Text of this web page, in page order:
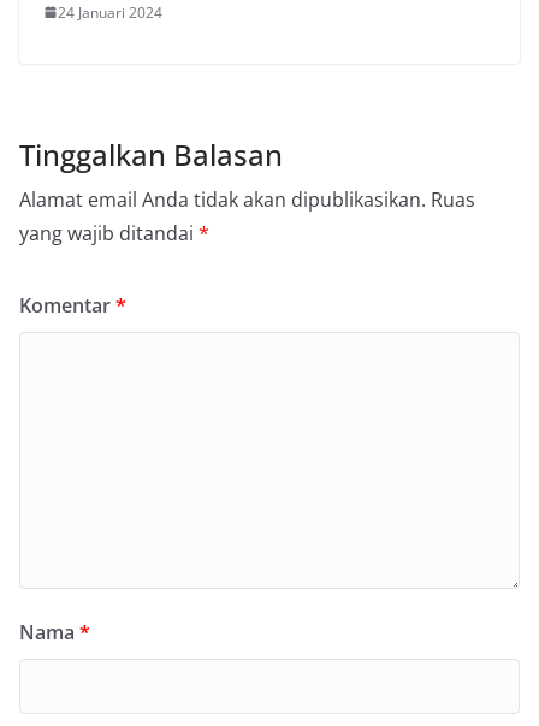
24 Januari 2024
Tinggalkan Balasan
Alamat email Anda tidak akan dipublikasikan. Ruas
yang wajib ditandai *
Komentar*
Nama *